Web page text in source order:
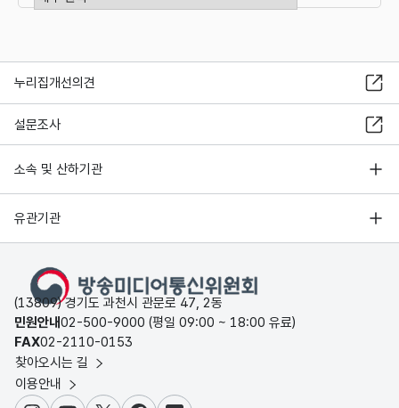
누리집개선의견
설문조사
소속 및 산하기관
유관기관
(13809) 경기도 과천시 관문로 47, 2동
민원안내02-500-9000 (평일 09:00 ~ 18:00 유료)
FAX02-2110-0153
찾아오시는 길
이용안내